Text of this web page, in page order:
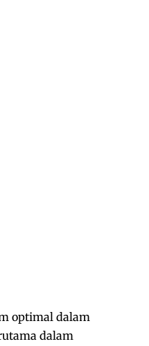
optimal dalam
dalam